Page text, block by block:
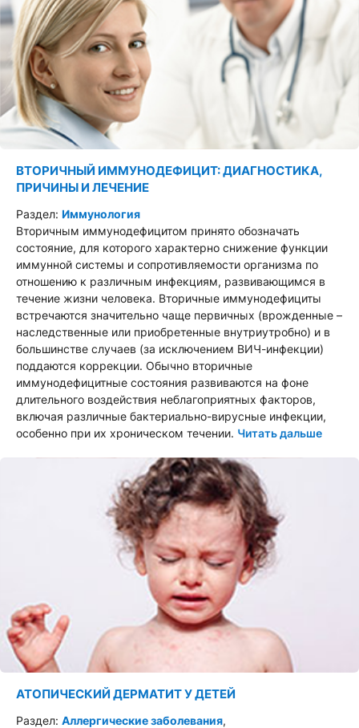
ВТОРИЧНЫЙ ИММУНОДЕФИЦИТ: ДИАГНОСТИКА,
ПРИЧИНЫ И ЛЕЧЕНИЕ
Раздел: Иммунология
Вторичным иммунодефицитом принято обозначать
состояние, для которого характерно снижение функции
иммунной системы и сопротивляемости организма по
отношению к различным инфекциям, развивающимся в
течение жизни человека. Вторичные иммунодефициты
встречаются значительно чаще первичных (врожденные –
наследственные или приобретенные внутриутробно) и в
большинстве случаев (за исключением ВИЧ-инфекции)
поддаются коррекции. Обычно вторичные
иммунодефицитные состояния развиваются на фоне
длительного воздействия неблагоприятных факторов,
включая различные бактериально-вирусные инфекции,
особенно при их хроническом течении. Читать дальше
АТОПИЧЕСКИЙ ДЕРМАТИТ У ДЕТЕЙ
Раздел: Аллергические заболевания,